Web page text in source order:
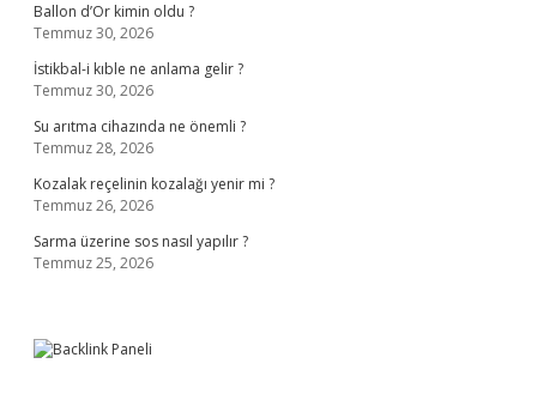
Ballon d’Or kimin oldu ?
Temmuz 30, 2026
İstikbal-i kıble ne anlama gelir ?
Temmuz 30, 2026
Su arıtma cihazında ne önemli ?
Temmuz 28, 2026
Kozalak reçelinin kozalağı yenir mi ?
Temmuz 26, 2026
Sarma üzerine sos nasıl yapılır ?
Temmuz 25, 2026